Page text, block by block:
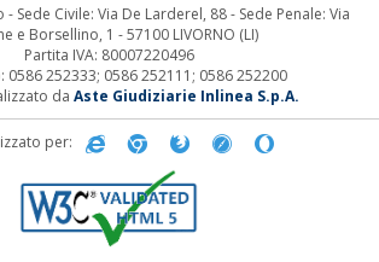
Sede Civile: Via De Larderel, 88 - Sede Penale: Via
e Borsellino, 1 - 57100 LIVORNO (LI)
Partita IVA: 80007220496
0586 252333; 0586 252111; 0586 252200
da Aste Giudiziarie Inlinea S.p.A.
per: